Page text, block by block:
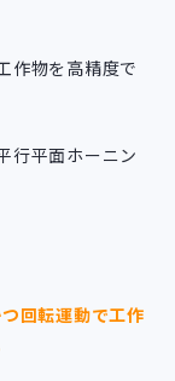
作物を高精度で
行平面ホーニン
回転運動で工作